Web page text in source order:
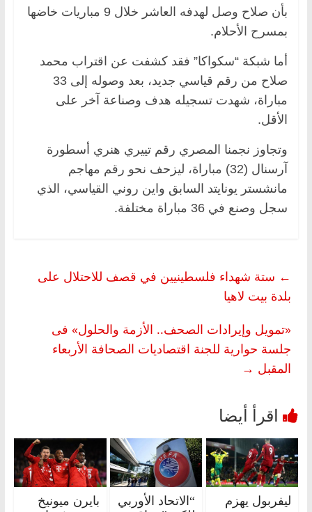
بأن صلاح وصل لهدفه العاشر خلال 9 مباريات خاضها
بمسرح الأحلام.
أما شبكة “سكواكا” فقد كشفت عن اقتراب محمد
صلاح من رقم قياسي جديد، بعد وصوله إلى 33
مباراة، شهدت تسجيله هدف وصناعة آخر على
الأقل.
وتجاوز نجمنا المصري رقم تييري هنري أسطورة
آرسنال (32) مباراة، ليزحف نحو رقم مهاجم
مانشستر يونايتد السابق واين روني القياسي، الذي
سجل وصنع في 36 مباراة مختلفة.
← ستة شهداء فلسطينيين في قصف للاحتلال على
بلدة بيت لاهيا
«تمويل وإيرادات الصحف.. الأزمة والحلول» فى
جلسة حوارية للجنة اقتصاديات الصحافة الأربعاء
المقبل →
ليفربول يهزم
“الاتحاد الأوربي
بايرن ميونيخ